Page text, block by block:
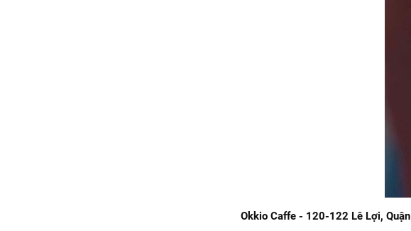
Okkio Caffe - 120-122 Lê Lợi, Quận